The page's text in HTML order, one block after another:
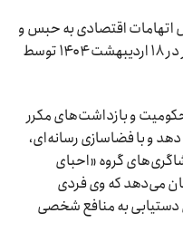
در سال ۲۰۲۱ به دلیل اتهامات اقتصادی به حبس و
جریمه نقدی محکوم شده بود و بار دیگر در ۱۸ اردیبهشت ۱۴۰۴ توسط
و بازداشت‌های مکرر
و با فضاسازی رسانه‌ای،
گروه «احبای
می‌دهد که وی فردی
به منافع شخصی